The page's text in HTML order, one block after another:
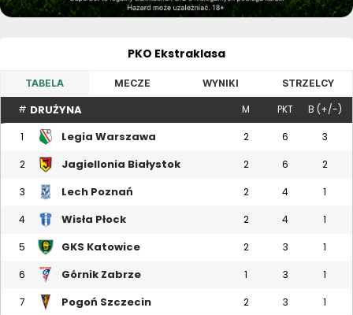
PKO Ekstraklasa
TABELA MECZE WYNIKI STRZELCY
# DRUŻYNA M PKT B (+/-)
1 Legia Warszawa 2 6 3
2 Jagiellonia Białystok 2 6 2
3 Lech Poznań 2 4 1
4 Wisła Płock 2 4 1
5 GKS Katowice 2 3 1
6 Górnik Zabrze 1 3 1
7 Pogoń Szczecin 2 3 1